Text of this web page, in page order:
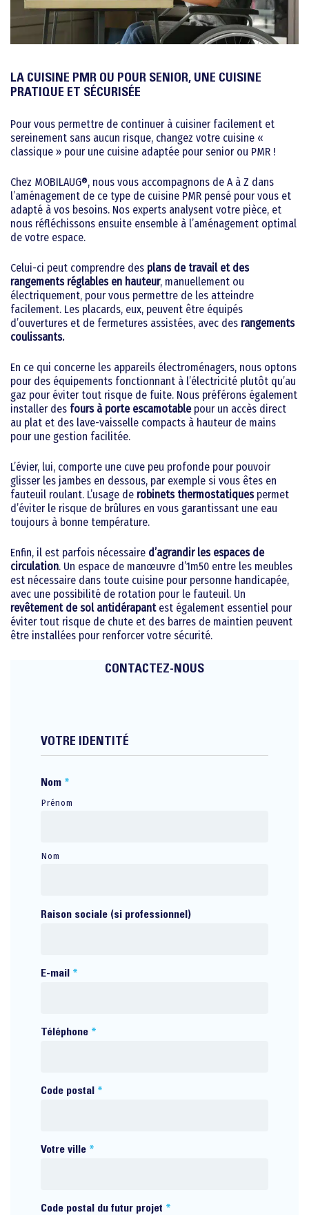
LA CUISINE PMR OU POUR SENIOR, UNE CUISINE
PRATIQUE ET SÉCURISÉE
Pour vous permettre de continuer à cuisiner facilement et
sereinement sans aucun risque, changez votre cuisine «
classique » pour une cuisine adaptée pour senior ou PMR !
Chez MOBILAUG®, nous vous accompagnons de A à Z dans
l’aménagement de ce type de cuisine PMR pensé pour vous et
adapté à vos besoins. Nos experts analysent votre pièce, et
nous réfléchissons ensuite ensemble à l’aménagement optimal
de votre espace.
Celui-ci peut comprendre des plans de travail et des
rangements réglables en hauteur, manuellement ou
électriquement, pour vous permettre de les atteindre
facilement. Les placards, eux, peuvent être équipés
d’ouvertures et de fermetures assistées, avec des rangements
coulissants.
En ce qui concerne les appareils électroménagers, nous optons
pour des équipements fonctionnant à l’électricité plutôt qu’au
gaz pour éviter tout risque de fuite. Nous préférons également
installer des fours à porte escamotablepour un accès direct
au plat et des lave-vaisselle compacts à hauteur de mains
pour une gestion facilitée.
L’évier, lui, comporte une cuve peu profonde pour pouvoir
glisser les jambes en dessous, par exemple si vous êtes en
fauteuil roulant. L’usage de robinets thermostatiques permet
d’éviter le risque de brûlures en vous garantissant une eau
toujours à bonne température.
Enfin, il est parfois nécessaire d’agrandir les espaces de
circulation. Un espace de manœuvre d’1m50 entre les meubles
est nécessaire dans toute cuisine pour personne handicapée,
avec une possibilité de rotation pour le fauteuil. Un
revêtement de sol antidérapantest également essentiel pour
éviter tout risque de chute et des barres de maintien peuvent
être installées pour renforcer votre sécurité.
CONTACTEZ-NOUS
VOTRE IDENTITÉ
Nom *
Prénom
Nom
Raison sociale (si professionnel)
E-mail *
Téléphone *
Code postal *
Votre ville *
Code postal du futur projet *